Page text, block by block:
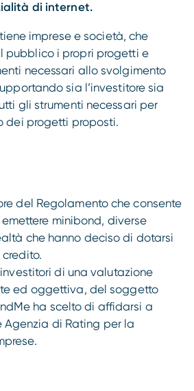
di internet.
imprese e società, che
pubblico i propri progetti e
necessari allo svolgimento
sia l’investitore sia
gli strumenti necessari per
dei progetti proposti.
del Regolamento che consente
minibond, diverse
che hanno deciso di dotarsi
di una valutazione
ed oggettiva, del soggetto
ha scelto di affidarsi a
di Rating per la